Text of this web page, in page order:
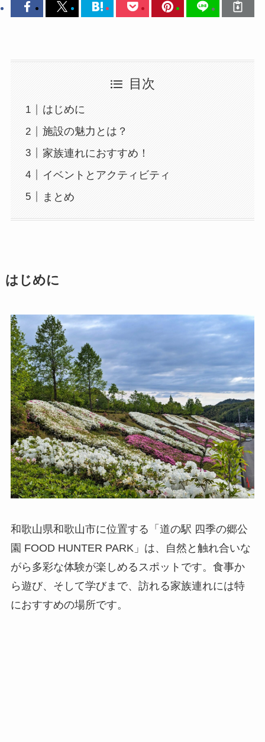
目次
はじめに
施設の魅力とは？
家族連れにおすすめ！
イベントとアクティビティ
まとめ
はじめに
和歌山県和歌山市に位置する「道の駅 四季の郷公
園 FOOD HUNTER PARK」は、自然と触れ合いな
がら多彩な体験が楽しめるスポットです。食事か
ら遊び、そして学びまで、訪れる家族連れには特
におすすめの場所です。